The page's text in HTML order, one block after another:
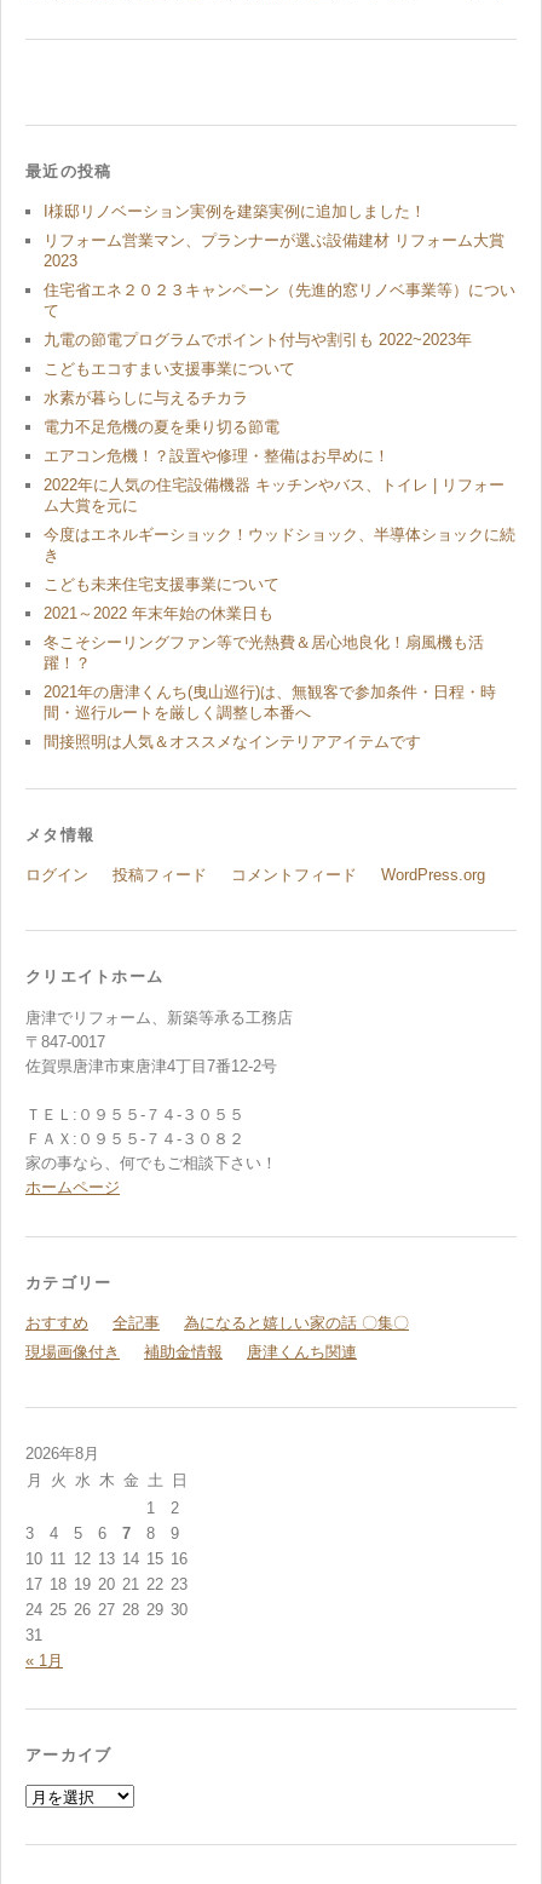
最近の投稿
I様邸リノベーション実例を建築実例に追加しました！
リフォーム営業マン、プランナーが選ぶ設備建材 リフォーム大賞
2023
住宅省エネ２０２３キャンペーン（先進的窓リノベ事業等）につい
て
九電の節電プログラムでポイント付与や割引も 2022~2023年
こどもエコすまい支援事業について
水素が暮らしに与えるチカラ
電力不足危機の夏を乗り切る節電
エアコン危機！？設置や修理・整備はお早めに！
2022年に人気の住宅設備機器 キッチンやバス、トイレ | リフォー
ム大賞を元に
今度はエネルギーショック！ウッドショック、半導体ショックに続
き
こども未来住宅支援事業について
2021～2022 年末年始の休業日も
冬こそシーリングファン等で光熱費＆居心地良化！扇風機も活
躍！？
2021年の唐津くんち(曳山巡行)は、無観客で参加条件・日程・時
間・巡行ルートを厳しく調整し本番へ
間接照明は人気＆オススメなインテリアアイテムです
メタ情報
ログイン 投稿フィード コメントフィード WordPress.org
クリエイトホーム
唐津でリフォーム、新築等承る工務店
〒847-0017
佐賀県唐津市東唐津4丁目7番12-2号
ＴＥＬ:０９５５-７４-３０５５
ＦＡＸ:０９５５-７４-３０８２
家の事なら、何でもご相談下さい！
ホームページ
カテゴリー
おすすめ 全記事
為になると嬉しい家の話 〇集〇
現場画像付き
補助金情報 唐津くんち関連
2026年8月
月
火 水 木 金 土
日
1
2
3
4 5 6 7 8
9
10 11 12 13 14 15 16
17 18 19 20 21 22 23
24 25 26 27 28 29 30
31
« 1月
アーカイブ
ア
ー